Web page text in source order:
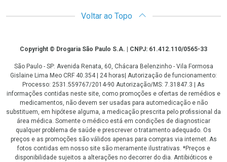
Voltar ao Topo
CopyrightCopyright © Drogaria São Paulo S.A. | CNPJ: 61.412.110/0565-33
São Paulo - SP: Avenida Renata, 60, Chácara Belenzinho - Vila Formosa
Gislaine Lima Meo CRF 40.354 | 24 horas| Autorização de funcionamento:
Processo: 2531.559767/2014-90 Autorização/MS: 7.31847.3 | As
informações contidas neste site, como promoções e ofertas de remédios e
medicamentos, não devem ser usadas para automedicação e não
substituem, em hipótese alguma, a medicação prescrita pelo profissional da
área médica. Somente o médico está em condições de diagnosticar
qualquer problema de saúde e prescrever o tratamento adequado. Os
preços e as promoções são válidos apenas para compras via internet. As
fotos contidas em nosso site são meramente ilustrativas. *Preços e
disponibilidade sujeitos a alterações no decorrer do dia. Antibióticos e